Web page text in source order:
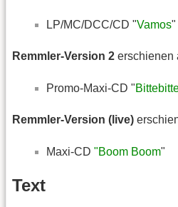
LP/MC/DCC/CD "Vamos"
Remmler-Version 2 erschienen
Promo-Maxi-CD "
Remmler-Version (live)
Maxi-CD "Boom Boom"
Text